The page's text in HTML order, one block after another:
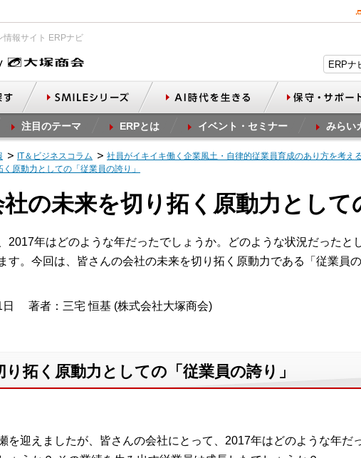
情報サイト ERPナビ
注目のテーマ ERPとは イベント・セミナー みらい
IT＆ビジネスコラム
社員がイキイキ働く企業風土・自律的従業員育成のあり方を考え
原動力としての「従業員の誇り」
の未来を切り拓く原動力として
2017年はどのような年だったでしょうか。どのような状況だったと
す。今回は、皆さんの会社の未来を切り拓く原動力である「従業員
著者：三宅 恒基 (株式会社大塚商会)
拓く原動力としての「従業員の誇り」
を迎えましたが、皆さんの会社にとって、2017年はどのような年だ